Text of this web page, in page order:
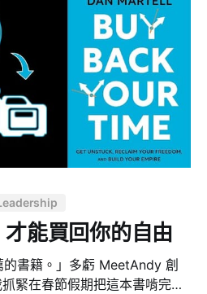
：產品、技術、行銷、管理、
。」－Sega 創業本就艱
，創業者面對的壓力與孤獨，
社會普遍缺乏對創業過程的理
將公司成敗與自我價值緊緊相
力中。 CuboAi 事件
雙方的溝通最終都被情緒完
被曝光，讓更多人看見創業者本
重要性，也引發了台灣創業環
結構性壓力累積的後果。董事
能買回你的自由
的書籍。」多虧 MeetAndy 創
緊在春節假期把這本書啃完，